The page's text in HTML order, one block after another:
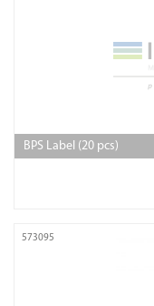
BPS Label (20 pcs)
573095